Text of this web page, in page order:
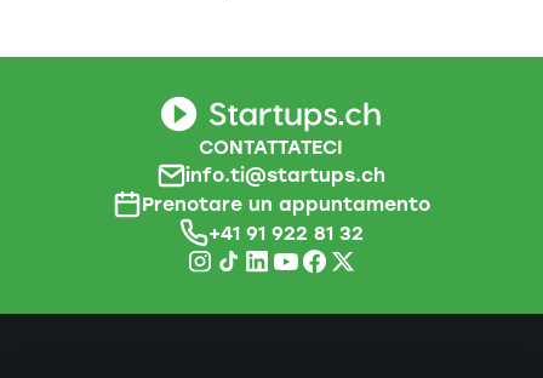
CONTATTATECI
info.ti@startups.ch
Prenotare un appuntamento
+41 91 922 81 32